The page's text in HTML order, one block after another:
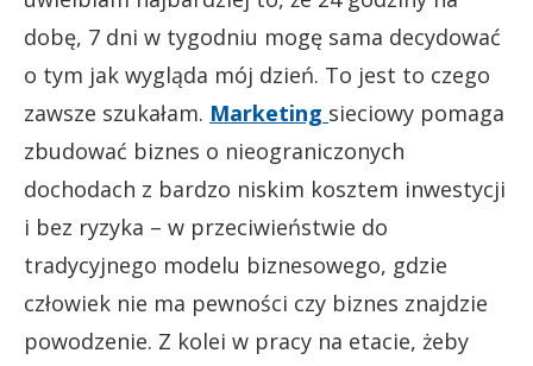
dobę, 7 dni w tygodniu mogę sama decydować
o tym jak wygląda mój dzień. To jest to czego
zawsze szukałam. Marketing sieciowy pomaga
zbudować biznes o nieograniczonych
dochodach z bardzo niskim kosztem inwestycji
i bez ryzyka – w przeciwieństwie do
tradycyjnego modelu biznesowego, gdzie
człowiek nie ma pewności czy biznes znajdzie
powodzenie. Z kolei w pracy na etacie, żeby